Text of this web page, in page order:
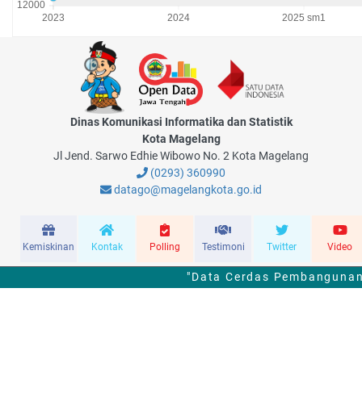
Dinas Komunikasi Informatika dan Statistik
Kota Magelang
Jl Jend. Sarwo Edhie Wibowo No. 2 Kota Magelang
(0293) 360990
datago@magelangkota.go.id
Kemiskinan Kontak Polling Testimoni Twitter Video
"Data Cerdas